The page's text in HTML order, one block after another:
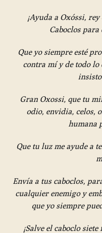
¡Ayuda a Oxóssi,
Caboclos
Que yo siempre esté
contra mí y de todo lo
Gran Oxossi, que tu
odio, envidia, celos,
humana
Que tu luz me ayude a
Envía a tus caboclos,
cualquier enemigo y
que yo siempre
¡Salve el caboclo